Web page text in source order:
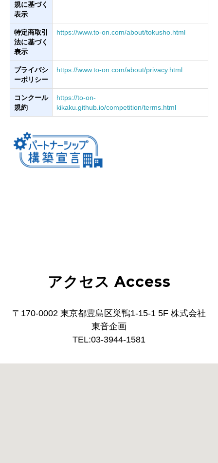
規に基づく
表示
特定商取引
法に基づく
表示
https://www.to-on.com/about/tokusho.html
プライバシ
ーポリシー
https://www.to-on.com/about/privacy.html
コンクール
規約
https://to-on-
kikaku.github.io/competition/terms.html
アクセス Access
〒170-0002 東京都豊島区巣鴨1-15-1 5F 株式会社
東音企画
TEL:03-3944-1581